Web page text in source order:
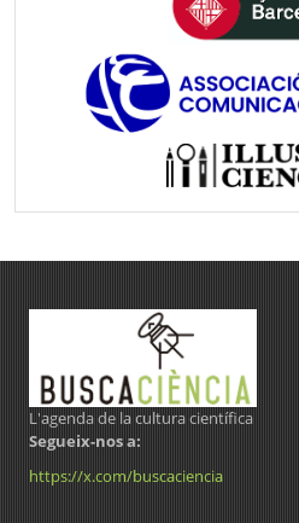
L'agenda de la cultura científica
Segueix-nos a:
https://x.com/buscaciencia